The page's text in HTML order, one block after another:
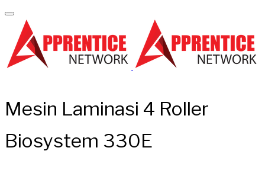
Mesin Laminasi 4 Roller
Biosystem 330E